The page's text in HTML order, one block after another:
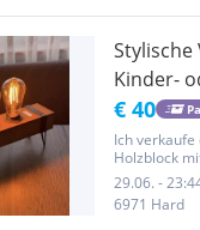
Stylische
Kinder-
€ 40
Ich
Holzblock
Hingucker
fürs
29.06. -
6971 Hard